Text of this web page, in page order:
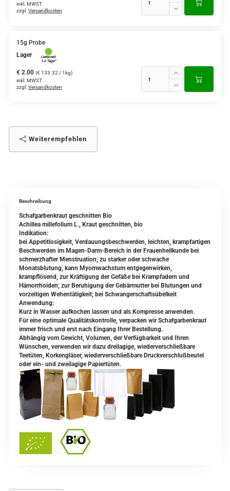
inkl. MWST
zzgl. Versandkosten
15g Probe
Lager
€ 2.00 (€ 133.32 / 1kg)
inkl. MWST
zzgl. Versandkosten
Weiterempfehlen
Beschreibung
Schafgarbenkraut geschnitten Bio
Achillea millefolium L., Kraut geschnitten, bio
Indikation:
bei Appetitlosigkeit, Verdauungsbeschwerden, leichten, krampfartigen
Beschwerden im Magen-Darm-Bereich in der Frauenheilkunde bei
schmerzhafter Menstruation, zu starker oder schwache
Monatsblutung, kann Myomwachstum entgegenwirken,
krampflösend, zur Kräftigung der Gefäße bei Krampfadern und
Hämorrhoiden; zur Beruhigung der Gebärmutter bei Blutungen und
vorzeitigen Wehentätigkeit; bei Schwangerschaftsübelkeit
Anwendung:
Kurz in Wasser aufkochen lassen und als Kompresse anwenden.
Für eine optimale Qualitätskontrolle, verpacken wir Schafgarbenkraut
immer frisch und erst nach Eingang Ihrer Bestellung.
Abhängig vom Gewicht, Volumen, der Verfügbarkeit und Ihren
Wünschen, verwenden wir dazu dreilagige, wiederverschließbare
Teetüten, Korkengläser, wiederverschließbare Druckverschlußbeutel
oder ein- und zweilagige Papiertüten.